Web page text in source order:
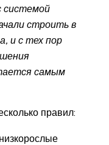
системой
строить в
и с тех пор
самым
правил: